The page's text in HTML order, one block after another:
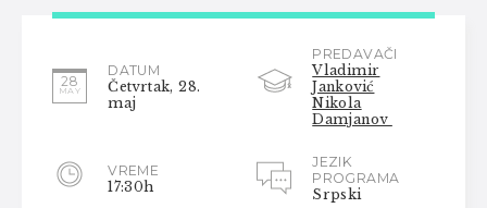
28
MAY
DATUM
Četvrtak, 28.
maj
PREDAVAČI
Vladimir
Janković
Nikola
Damjanov
VREME
17:30h
JEZIK
PROGRAMA
Srpski